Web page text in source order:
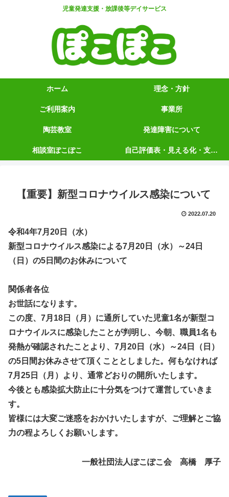
児童発達支援・放課後等デイサービス
ホーム 理念・方針
ご利用案内 事業所
陶芸教室 発達障害について
相談室ぽこぽこ 自己評価表・見える化・支援プログラム【5領域】
【重要】新型コロナウイルス感染について
2022.07.20
令和4年7月20日（水）
新型コロナウイルス感染による7月20日（水）～24日
（日）の5日間のお休みについて
関係者各位
お世話になります。
この度、7月18日（月）に通所していた児童1名が新型コ
ロナウイルスに感染したことが判明し、今朝、職員1名も
発熱が確認されたことより、7月20日（水）～24日（日）
の5日間お休みさせて頂くこととしました。何もなければ
7月25日（月）より、通常どおりの開所いたします。
今後とも感染拡大防止に十分気をつけて運営していきま
す。
皆様には大変ご迷惑をおかけいたしますが、ご理解とご協
力の程よろしくお願いします。
一般社団法人ぽこぽこ会 高橋 厚子